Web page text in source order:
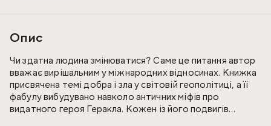
Опис
Чи здатна людина змінюватися? Саме це питання автор
вважає вирішальним у міжнародних відносинах. Книжка
присвячена темі добра і зла у світовій геополітиці, а її
фабулу вибудувано навколо античних міфів про
видатного героя Геракла. Кожен із його подвигів